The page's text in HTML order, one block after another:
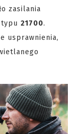
zasilania
21700.
usprawnienia,